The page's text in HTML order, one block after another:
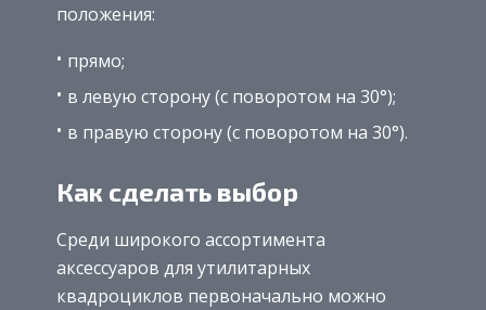
положения:
прямо;
в левую сторону (с поворотом на 30°);
в правую сторону (с поворотом на 30°).
Как сделать выбор
Среди широкого ассортимента
аксессуаров для утилитарных
квадроциклов первоначально можно